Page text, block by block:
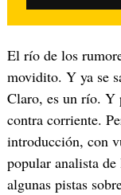
El río de los
movidito. Y ya se
Claro, es un río. Y
contra corriente.
introducción, con
popular analista
algunas pistas